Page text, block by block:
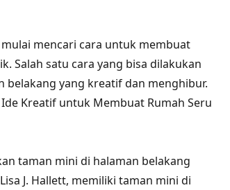
mencari cara untuk membuat
Salah satu cara yang bisa dilakukan
belakang yang kreatif dan menghibur.
Kreatif untuk Membuat Rumah Seru
taman mini di halaman belakang
J. Hallett, memiliki taman mini di